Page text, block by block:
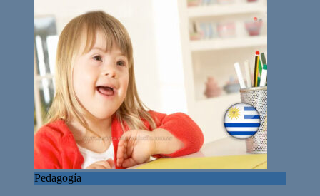
Pedagogía